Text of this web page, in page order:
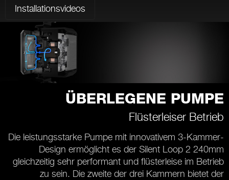
Installationsvideos
ÜBERLEGENE PUMPE
Flüsterleiser Betrieb
Die leistungsstarke Pumpe mit innovativem 3-Kammer-
Design ermöglicht es der Silent Loop 2 240mm
gleichzeitig sehr performant und flüsterleise im Betrieb
zu sein. Die zweite der drei Kammern bietet der